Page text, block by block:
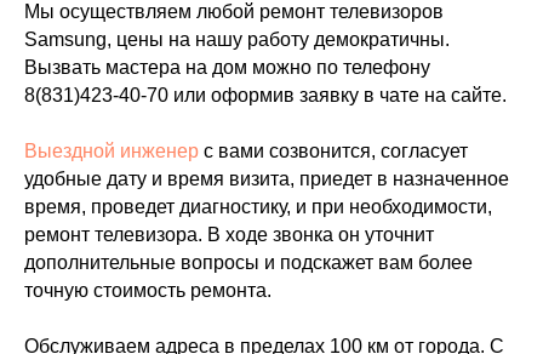
Мы осуществляем любой ремонт телевизоров
Samsung, цены на нашу работу демократичны.
Вызвать мастера на дом можно по телефону
8(831)423-40-70 или оформив заявку в чате на сайте.
Выездной инженер с вами созвонится, согласует
удобные дату и время визита, приедет в назначенное
время, проведет диагностику, и при необходимости,
ремонт телевизора. В ходе звонка он уточнит
дополнительные вопросы и подскажет вам более
точную стоимость ремонта.
Обслуживаем адреса в пределах 100 км от города. С